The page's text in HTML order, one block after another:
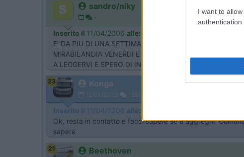
I want to
authentication
sandro/niky
-
Inserito il 11/04/2006 alle:
E' DA PIU DI UNA SETTIMANA CHE CERCAVO IDEE PER
MIRABILANDIA VENERDI E SABATO. PER LA DOMENICA
A LEGGERVI E SPERO DI INCONTRARVI NEL DUCATO
23 Konga
12/01/2003 1591
Inserito il 11/04/2006 alle:
Ok, resta in contatto e facci sapere se ti aggreghi.
sapere
21 Beethoven